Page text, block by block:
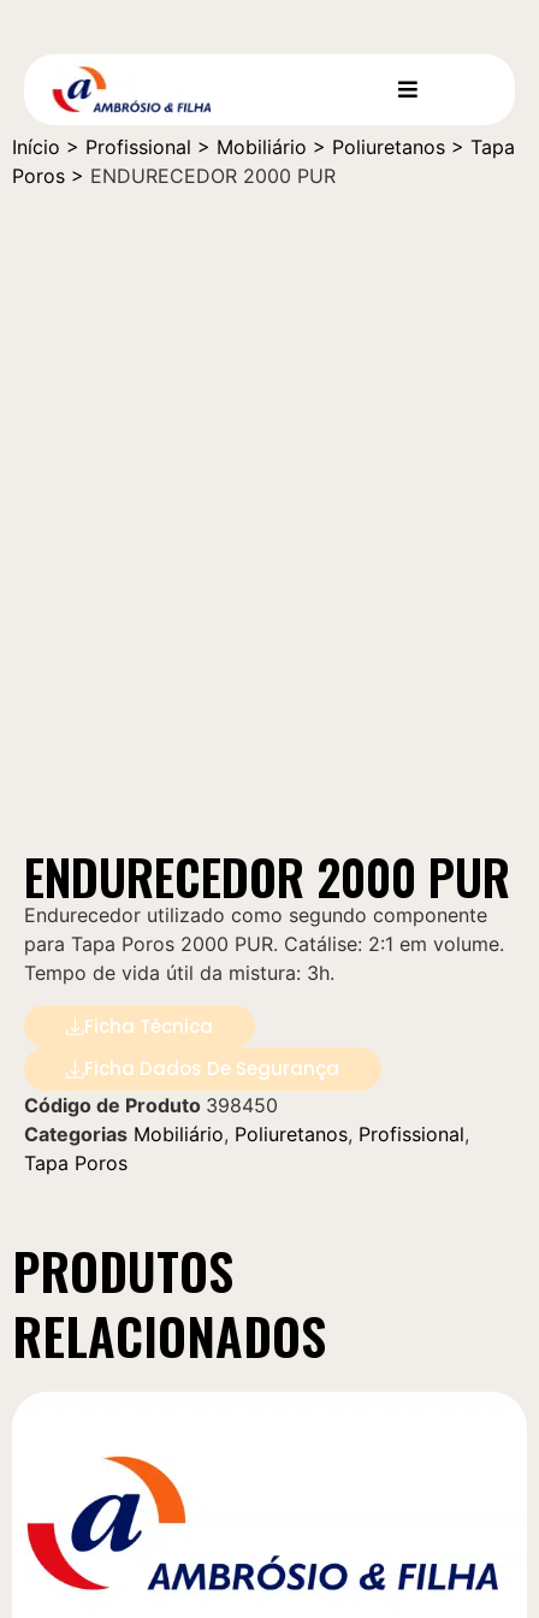
Início > Profissional > Mobiliário > Poliuretanos > Tapa
Poros > ENDURECEDOR 2000 PUR
ENDURECEDOR 2000 PUR
Endurecedor utilizado como segundo componente
para Tapa Poros 2000 PUR. Catálise: 2:1 em volume.
Tempo de vida útil da mistura: 3h.
Ficha Técnica
Ficha Dados De Segurança
Código de Produto 398450
Categorias Mobiliário, Poliuretanos, Profissional,
Tapa Poros
PRODUTOS
RELACIONADOS